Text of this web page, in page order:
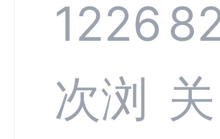
系统头
部供应
1226
次浏
关